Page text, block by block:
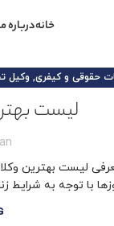
خانهدرباره
حقوقی و کیفری, وکیل
لیست
لیست بهترین
با توجه به شرایط